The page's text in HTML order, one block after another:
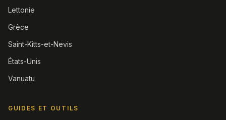
Lettonie
Grèce
Saint-Kitts-et-Nevis
États-Unis
Vanuatu
GUIDES ET OUTILS